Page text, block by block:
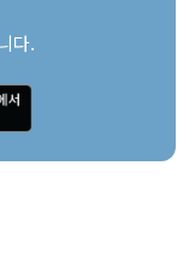
다.